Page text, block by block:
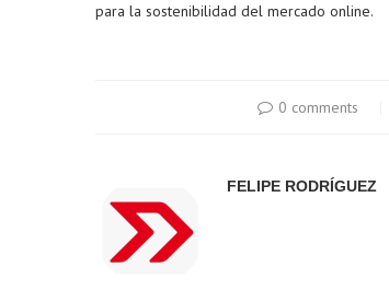
para la sostenibilidad del mercado online.
0 comments
FELIPE RODRÍGUEZ